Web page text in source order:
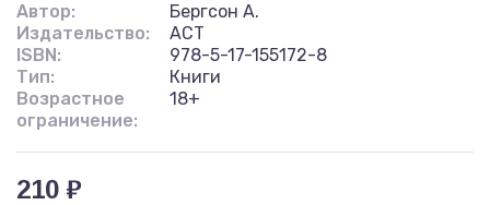
Автор:
Бергсон А.
Издательство:
АСТ
ISBN:
978-5-17-155172-8
Тип:
Книги
Возрастное
ограничение:
18+
210 ₽